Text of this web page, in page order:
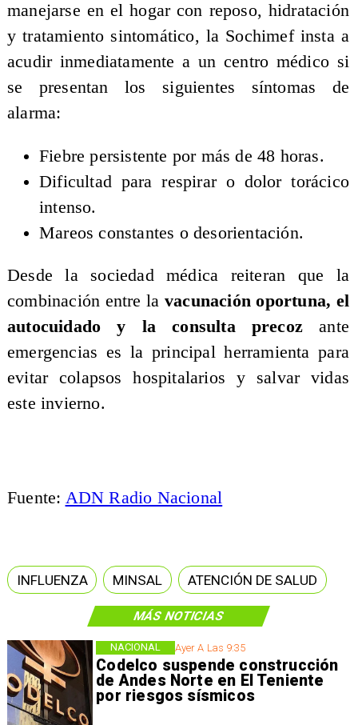
MÁS NOTICIAS
Ayer A Las 9:35
Codelco suspende construcción
de Andes Norte en El Teniente
por riesgos sísmicos
NACIONAL
manejarse en el hogar con reposo, hidratación
y tratamiento sintomático, la Sochimef insta a
acudir inmediatamente a un centro médico si
se presentan los siguientes síntomas de
alarma:
Fiebre persistente por más de 48 horas.
Dificultad para respirar o dolor torácico
intenso.
Mareos constantes o desorientación.
Desde la sociedad médica reiteran que la
combinación entre la vacunación oportuna, el
autocuidado y la consulta precoz ante
emergencias es la principal herramienta para
evitar colapsos hospitalarios y salvar vidas
este invierno.
Fuente: ADN Radio Nacional
INFLUENZA MINSAL ATENCIÓN DE SALUD